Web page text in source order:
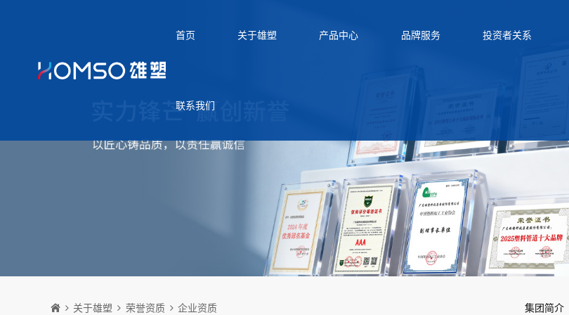
首页 关于雄塑 产品中心 品牌服务 投资者关系
联系我们
关于雄塑 荣誉资质 企业资质 集团简介